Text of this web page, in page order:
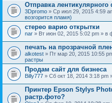
Отправка
3Dpromo » Ср июл 29, 2015 4:59
возгорится пламя)
стерео варио открытки
nar » Вт июн 02, 2015 5:02 pm » в
печать на прозрачной
alkotest » Пт мар 20, 2015 10:55
растры
Продам сайт для бизнеса
Billy777 » Сб окт 18, 2014 3:18 pm
Принтер Epson Stylys
растр.фото?